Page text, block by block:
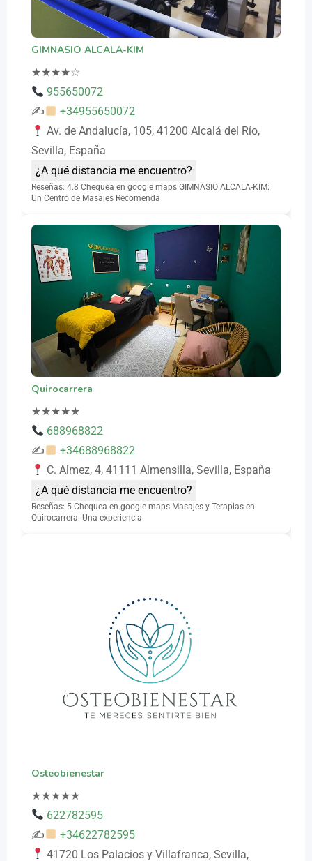
GIMNASIO ALCALA-KIM
★★★★☆
955650072
✍
+34955650072
Av. de Andalucía, 105, 41200 Alcalá del Río,
Sevilla, España
¿A qué distancia me encuentro?
Reseñas: 4.8 Chequea en google maps GIMNASIO ALCALA-KIM:
Un Centro de Masajes Recomenda
Quirocarrera
★★★★★
688968822
✍
+34688968822
C. Almez, 4, 41111 Almensilla, Sevilla, España
¿A qué distancia me encuentro?
Reseñas: 5 Chequea en google maps Masajes y Terapias en
Quirocarrera: Una experiencia
Osteobienestar
★★★★★
622782595
✍
+34622782595
41720 Los Palacios y Villafranca, Sevilla,